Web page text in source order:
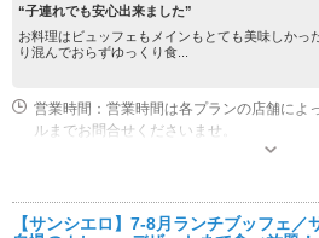
“子連れでも安心出来ました”
お料理はビュッフェもメインもとても美味しかっ
り混んでおらずゆっくり食...
営業時間：営業時間は各プランの店舗によ
ルまでお問合せくださいませ。
専用駐車場あり（有料）200台 レストラ
【サンシエロ】7-8月ランチブッフェ